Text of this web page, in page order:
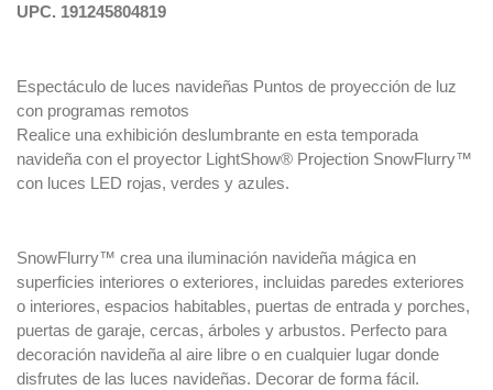
UPC. 191245804819
Espectáculo de luces navideñas Puntos de proyección de luz
con programas remotos
Realice una exhibición deslumbrante en esta temporada
navideña con el proyector LightShow® Projection SnowFlurry™
con luces LED rojas, verdes y azules.
SnowFlurry™ crea una iluminación navideña mágica en
superficies interiores o exteriores, incluidas paredes exteriores
o interiores, espacios habitables, puertas de entrada y porches,
puertas de garaje, cercas, árboles y arbustos. Perfecto para
decoración navideña al aire libre o en cualquier lugar donde
disfrutes de las luces navideñas. Decorar de forma fácil.